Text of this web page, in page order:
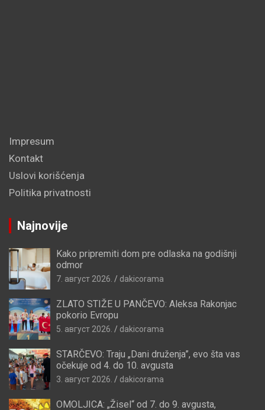
Impresum
Kontakt
Uslovi korišćenja
Politika privatnosti
Najnovije
Kako pripremiti dom pre odlaska na godišnji
odmor
7. август 2026. dakicorama
ZLATO STIŽE U PANČEVO: Aleksa Rakonjac
pokorio Evropu
5. август 2026. dakicorama
STARČEVO: Traju „Dani druženja”, evo šta vas
očekuje od 4. do 10. avgusta
3. август 2026. dakicorama
OMOLJICA: „Žisel“ od 7. do 9. avgusta,